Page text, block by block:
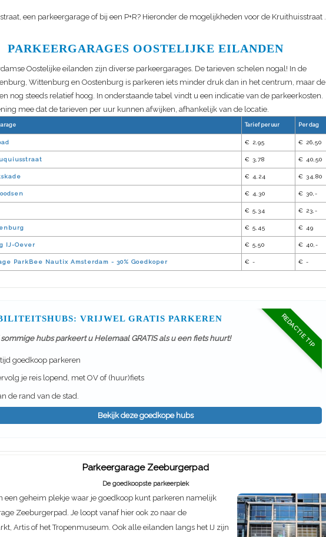
een parkeergarage of bij een P+R? Hieronder de mogelijkheden voor de Kruithuisstraat
PARKEERGARAGES OOSTELIJKE EILANDEN
Oostelijke eilanden zijn diverse parkeergarages. De tarieven schelen nogal! In de
Wittenburg en Oostenburg is parkeren iets minder druk dan in het centrum, maar de
nog steeds relatief hoog. In onderstaande tabel vindt u een indicatie van de parkeerkosten.
mee dat de tarieven per uur kunnen afwijken, afhankelijk van de locatie.
Tarief per uur Per dag
€ 2,95 € 26,50
€ 3,78 € 40,50
€ 4,24 € 34,80
€ 4,30 € 30,-
€ 5,34 € 23,-
€ 5,45 € 49
IJ-Oever € 5,50 € 40,-
ParkBee Nautix Amsterdam - 30% Goedkoper € - € -
REDACTIE TIP
VRIJWEL GRATIS PARKEREN
sommige hubs parkeert u Helemaal GRATIS als u een fiets huurt!
goedkoop parkeren
je reis lopend, met OV of (huur)fiets
de rand van de stad.
Bekijk deze goedkope hubs
Parkeergarage Zeeburgerpad
De goedkoopste parkeerplek
een geheim plekje waar je goedkoop kunt parkeren namelijk
Zeeburgerpad. Je loopt vanaf hier ook zo naar de
Artis of het Tropenmuseum. Ook alle eilanden langs het IJ zijn